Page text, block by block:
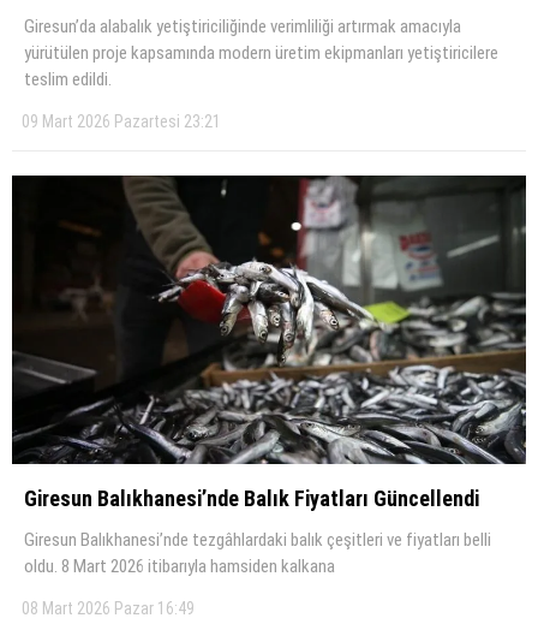
Giresun’da alabalık yetiştiriciliğinde verimliliği artırmak amacıyla
yürütülen proje kapsamında modern üretim ekipmanları yetiştiricilere
teslim edildi.
09 Mart 2026 Pazartesi 23:21
Giresun Balıkhanesi’nde Balık Fiyatları Güncellendi
Giresun Balıkhanesi’nde tezgâhlardaki balık çeşitleri ve fiyatları belli
oldu. 8 Mart 2026 itibarıyla hamsiden kalkana
08 Mart 2026 Pazar 16:49